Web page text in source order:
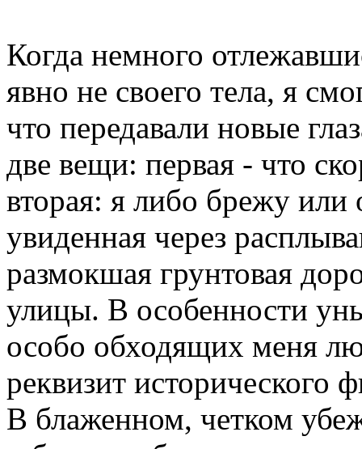
Когда немного
явно не своего тела, я
что передавали новые
две вещи: первая - что
вторая: я либо брежу
увиденная через
размокшая грунтовая
улицы. В особенности
особо обходящих меня
реквизит
В блаженном, четком